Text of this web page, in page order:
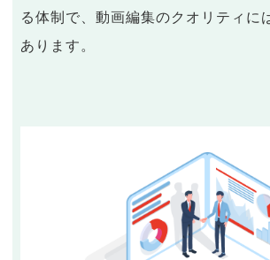
る体制で、動画編集のクオリティに
あります。